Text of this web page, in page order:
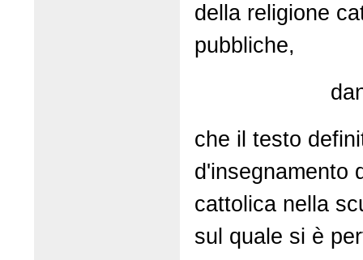
della religione
pubbliche,
che il testo
d'insegnamento
cattolica nella
sul quale si è